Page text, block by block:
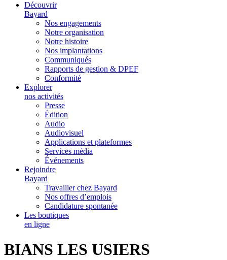
Découvrir
Bayard
Nos engagements
Notre organisation
Notre histoire
Nos implantations
Communiqués
Rapports de gestion & DPEF
Conformité
Explorer
nos activités
Presse
Édition
Audio
Audiovisuel
Applications et plateformes
Services média
Événements
Rejoindre
Bayard
Travailler chez Bayard
Nos offres d’emplois
Candidature spontanée
Les boutiques
en ligne
BIANS LES USIERS